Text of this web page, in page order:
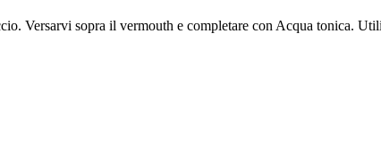
Versarvi sopra il vermouth e completare con Acqua tonica.